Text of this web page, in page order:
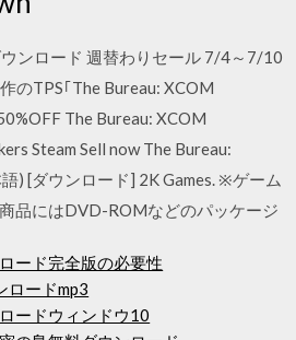
ンロード 週替わりセール 7/4～7/10
のTPS｢The Bureau: XCOM
The Bureau: XCOM
Steam Sell now The Bureau:
) [ダウンロード] 2K Games. ※ゲーム
品にはDVD-ROMなどのパッケージ
ード完全版の必要性
ロードmp3
ードウィンドウ10